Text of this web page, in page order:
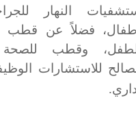
النهار
فضلاً عن قطب
وقطب للصحة
للاستشارات
.